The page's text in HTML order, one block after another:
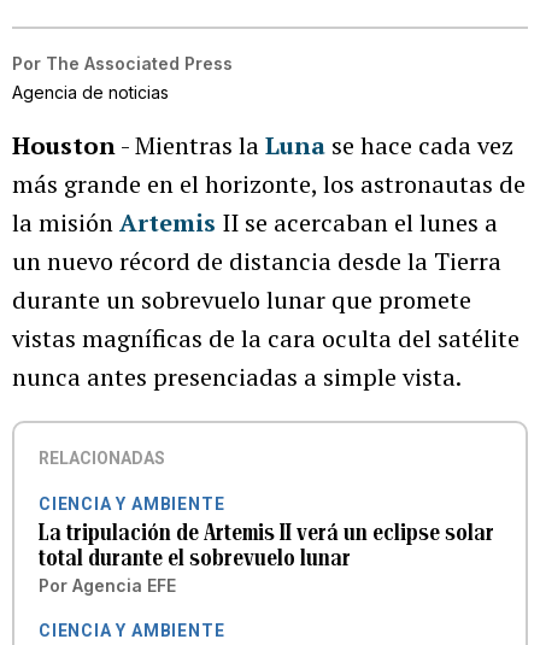
Por The Associated Press
Agencia de noticias
Houston- Mientras laLuna se hace cada vez
más grande en el horizonte, los astronautas de
la misiónArtemis II se acercaban el lunes a
un nuevo récord de distancia desde la Tierra
durante un sobrevuelo lunar que promete
vistas magníficas de la cara oculta del satélite
nunca antes presenciadas a simple vista.
RELACIONADAS
CIENCIA Y AMBIENTE
La tripulación de Artemis II verá un eclipse solar
total durante el sobrevuelo lunar
Por Agencia EFE
CIENCIA Y AMBIENTE